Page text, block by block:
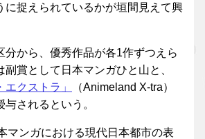
に捉えられているかが垣間見えて興
分から、優秀作品が各1作ずつえら
副賞として日本マンガひと山と、
エクストラ」
（Animeland X-tra）
されるという。
マンガにおける現代日本都市の表